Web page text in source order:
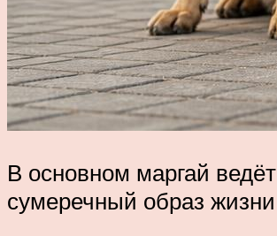
В основном маргай ведёт
сумеречный образ жизни